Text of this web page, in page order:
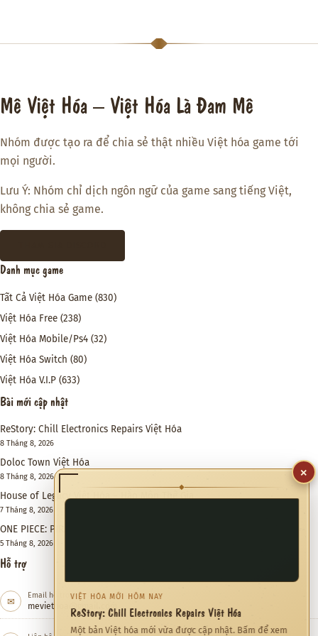
Mê Việt Hóa – Việt Hóa Là Đam Mê
Nhóm được tạo ra để chia sẻ thật nhiều Việt hóa game tới
mọi người.
Lưu Ý: Nhóm chỉ dịch ngôn ngữ của game sang tiếng Việt,
không chia sẻ game.
Danh mục game
Tất Cả Việt Hóa Game (830)
Việt Hóa Free (238)
Việt Hóa Mobile/Ps4 (32)
Việt Hóa Switch (80)
Việt Hóa V.I.P (633)
Bài mới cập nhật
ReStory: Chill Electronics Repairs Việt Hóa
8 Tháng 8, 2026
Doloc Town Việt Hóa
8 Tháng 8, 2026
House of Legacy Việt Hóa – Hào Môn Thế Gia
7 Tháng 8, 2026
ONE PIECE: PIRATE WARRIORS 4 Việt Hóa
5 Tháng 8, 2026
Hỗ trợ
✉ Email hỗ trợ
meviethoa@gmail.com
×
◆
VIỆT HÓA MỚI HÔM NAY
ReStory: Chill Electronics Repairs Việt Hóa
Một bản Việt hóa mới vừa được cập nhật. Bấm để xem